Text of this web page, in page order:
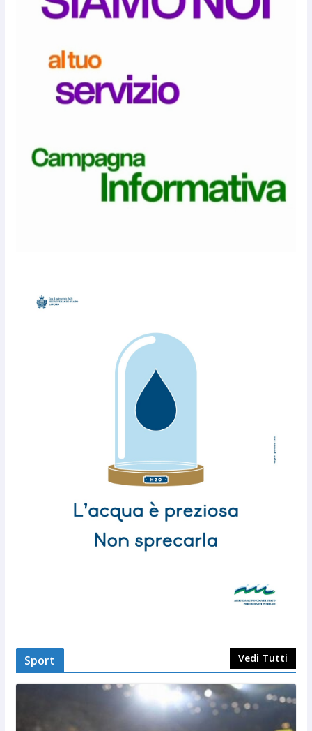
Sport Vedi Tutti